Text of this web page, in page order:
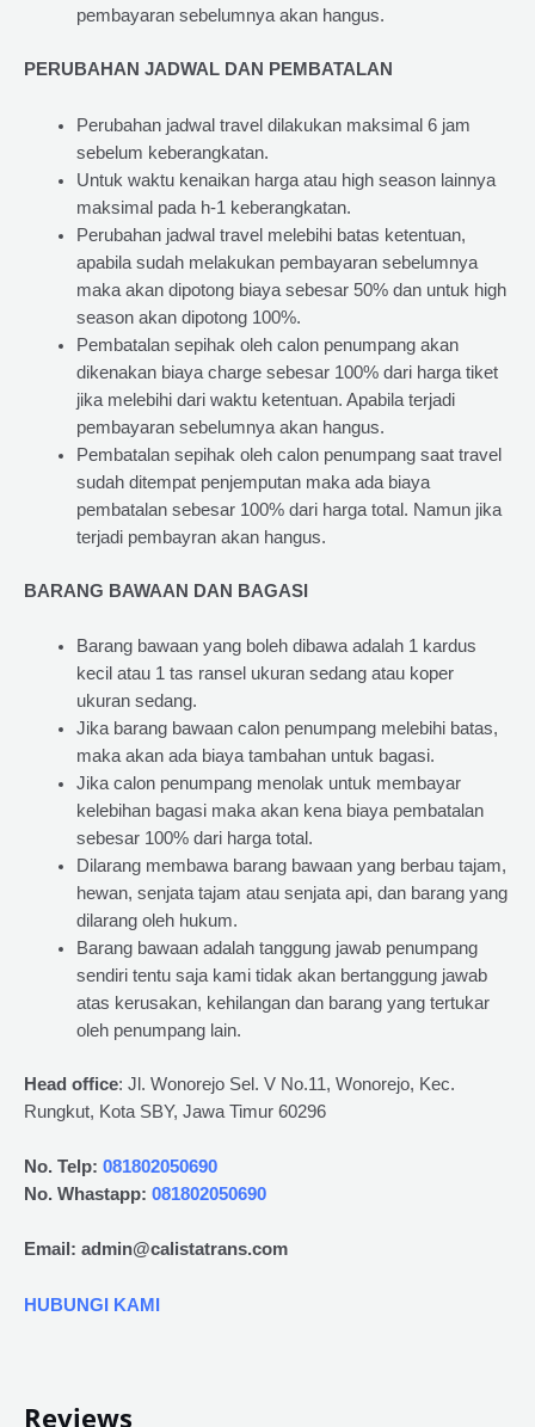
pembayaran sebelumnya akan hangus.
PERUBAHAN JADWAL DAN PEMBATALAN
Perubahan jadwal travel dilakukan maksimal 6 jam
sebelum keberangkatan.
Untuk waktu kenaikan harga atau high season lainnya
maksimal pada h-1 keberangkatan.
Perubahan jadwal travel melebihi batas ketentuan,
apabila sudah melakukan pembayaran sebelumnya
maka akan dipotong biaya sebesar 50% dan untuk high
season akan dipotong 100%.
Pembatalan sepihak oleh calon penumpang akan
dikenakan biaya charge sebesar 100% dari harga tiket
jika melebihi dari waktu ketentuan. Apabila terjadi
pembayaran sebelumnya akan hangus.
Pembatalan sepihak oleh calon penumpang saat travel
sudah ditempat penjemputan maka ada biaya
pembatalan sebesar 100% dari harga total. Namun jika
terjadi pembayran akan hangus.
BARANG BAWAAN DAN BAGASI
Barang bawaan yang boleh dibawa adalah 1 kardus
kecil atau 1 tas ransel ukuran sedang atau koper
ukuran sedang.
Jika barang bawaan calon penumpang melebihi batas,
maka akan ada biaya tambahan untuk bagasi.
Jika calon penumpang menolak untuk membayar
kelebihan bagasi maka akan kena biaya pembatalan
sebesar 100% dari harga total.
Dilarang membawa barang bawaan yang berbau tajam,
hewan, senjata tajam atau senjata api, dan barang yang
dilarang oleh hukum.
Barang bawaan adalah tanggung jawab penumpang
sendiri tentu saja kami tidak akan bertanggung jawab
atas kerusakan, kehilangan dan barang yang tertukar
oleh penumpang lain.
Head office: Jl. Wonorejo Sel. V No.11, Wonorejo, Kec.
Rungkut, Kota SBY, Jawa Timur 60296
No. Telp: 081802050690
No. Whastapp: 081802050690
Email: admin@calistatrans.com
HUBUNGI KAMI
Reviews